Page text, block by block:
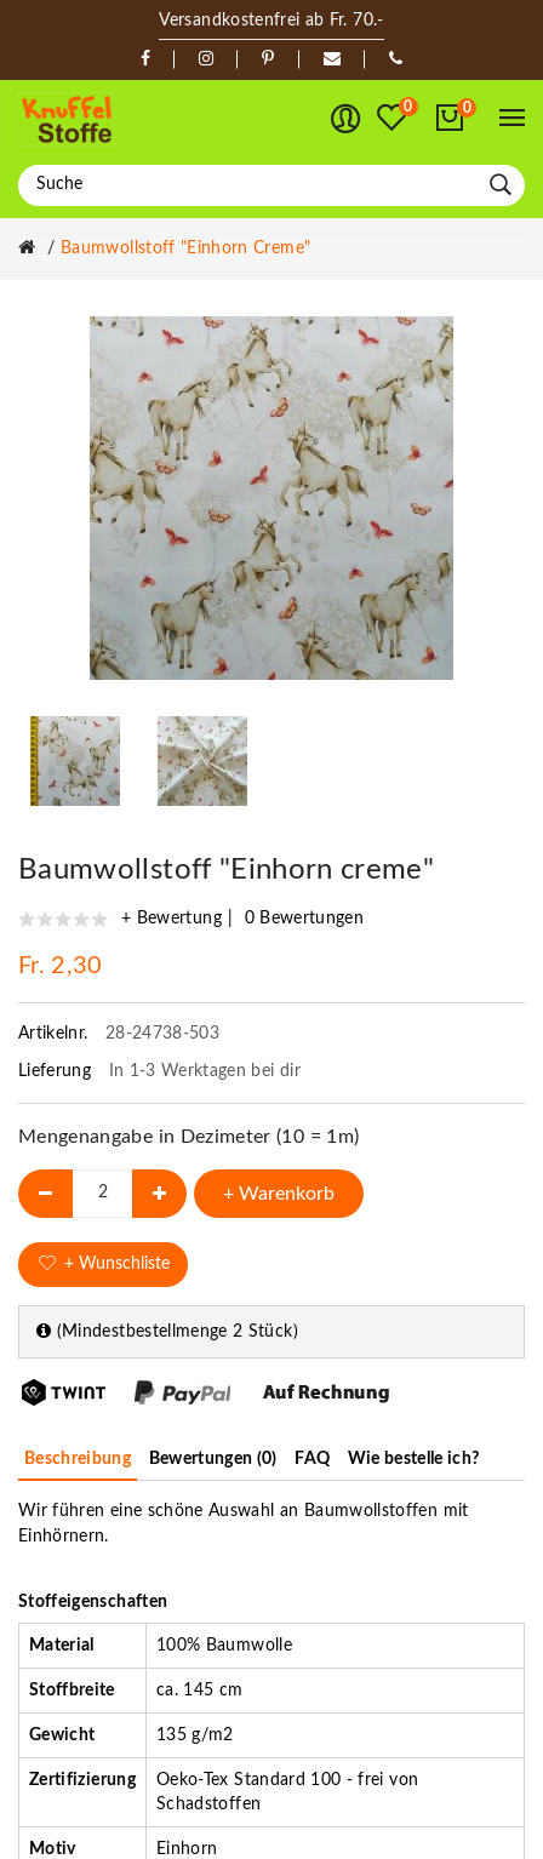
Versandkostenfrei ab Fr. 70.-
0 0
Baumwollstoff "Einhorn Creme"
Baumwollstoff "Einhorn creme"
+ Bewertung 0 Bewertungen
Fr. 2,30
Artikelnr. 28-24738-503
Lieferung In 1-3 Werktagen bei dir
Mengenangabe in Dezimeter (10 = 1m)
+ Warenkorb
+ Wunschliste
(Mindestbestellmenge 2 Stück)
Beschreibung Bewertungen (0) FAQ Wie bestelle ich?
Wir führen eine schöne Auswahl an Baumwollstoffen mit
Einhörnern.
Stoffeigenschaften
Material 100% Baumwolle
Stoffbreite ca. 145 cm
Gewicht 135 g/m2
Zertifizierung
Oeko-Tex Standard 100 - frei von
Schadstoffen
Motiv Einhorn